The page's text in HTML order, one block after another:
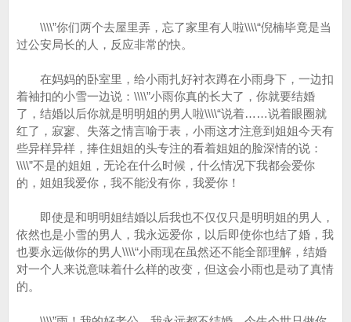
\\\\”你们两个去屋里弄，忘了家里有人啦\\\\“倪楠毕竟是当
过公安局长的人，反应非常的快。
在妈妈的卧室里，给小雨扎好衬衣蹲在小雨身下，一边扣
着袖扣的小雪一边说：\\\\”小雨你真的长大了，你就要结婚
了，结婚以后你就是明明姐的男人啦\\\\“说着……说着眼圈就
红了，寂寥、失落之情言喻于表，小雨这才注意到姐姐今天有
些异样异样，捧住姐姐的头专注的看着姐姐的脸深情的说：
\\\\”不是的姐姐，无论在什么时候，什么情况下我都会爱你
的，姐姐我爱你，我不能没有你，我爱你！
即使是和明明姐结婚以后我也不仅仅只是明明姐的男人，
依然也是小雪的男人，我永远爱你，以后即使你也结了婚，我
也要永远做你的男人\\\\“小雨现在虽然还不能全部理解，结婚
对一个人来说意味着什么样的改变，但这会小雨也是动了真情
的。